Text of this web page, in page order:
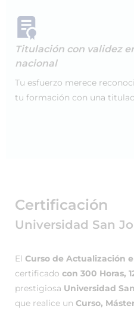
Titulación con validez
nacional
Tu esfuerzo merece
tu formación con una
Certificación
Universidad San
El Curso de Actualización
certificado con 300 Horas,
prestigiosa Universidad
que realice un Curso,